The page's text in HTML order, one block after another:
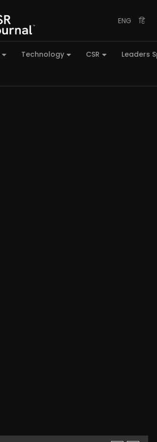
ENG हि
Technology CSR Leaders